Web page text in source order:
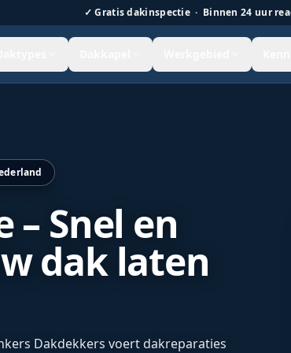
✓Gratis dakinspectie · Binnen 24 uur
Snel en
dak laten
Dakdekkers voert dakreparaties